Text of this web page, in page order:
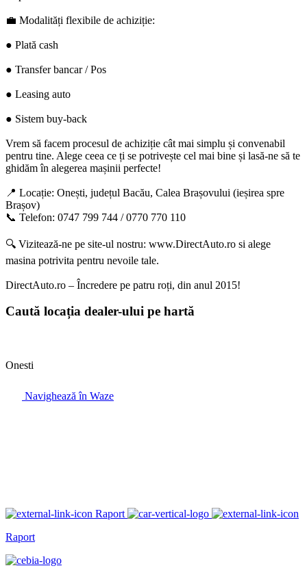
💼 Modalități flexibile de achiziție:
● Plată cash
● Transfer bancar / Pos
● Leasing auto
● Sistem buy-back
Vrem să facem procesul de achiziție cât mai simplu și convenabil
pentru tine. Alege ceea ce ți se potrivește cel mai bine și lasă-ne să te
ghidăm în alegerea mașinii perfecte!
📍 Locație: Onești, județul Bacău, Calea Brașovului (ieșirea spre
Brașov)
📞 Telefon: 0747 799 744 / 0770 770 110
🔍 Vizitează-ne pe site-ul nostru: www.DirectAuto.ro si alege
masina potrivita pentru nevoile tale.
DirectAuto.ro – Încredere pe patru roți, din anul 2015!
Caută locația dealer-ului pe hartă
Onesti
Navighează în Waze
Raport
Raport